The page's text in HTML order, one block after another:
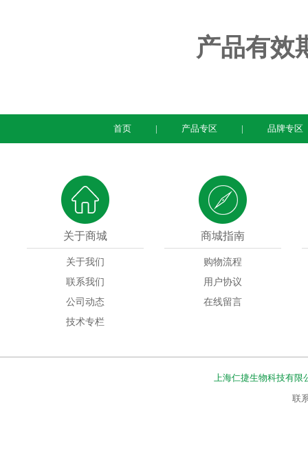
产品有效
首页 产品专区 品牌专区
关于商城
关于我们
联系我们
公司动态
技术专栏
商城指南
购物流程
用户协议
在线留言
上海仁捷生物科技有限
联